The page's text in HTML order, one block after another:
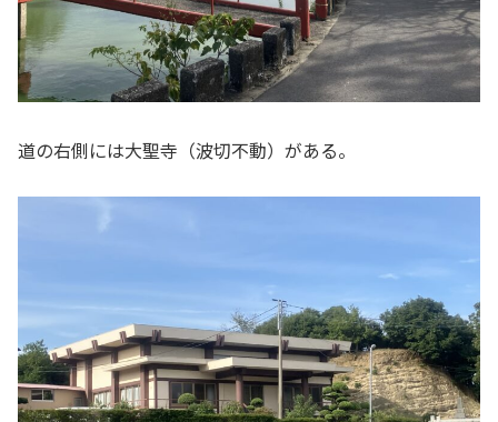
道の右側には大聖寺（波切不動）がある。